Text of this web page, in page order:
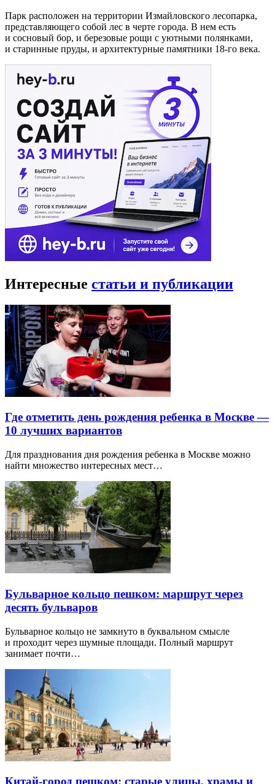
Парк расположен на территории Измайловского лесопарка,
представляющего собой лес в черте города. В нем есть
и сосновый бор, и березовые рощи с уютными полянками,
и старинные пруды, и архитектурные памятники 18-го века.
Интересные статьи и публикации
Где отметить день рождения ребенка в Москве —
10 лучших вариантов
Для празднования дня рождения ребенка в Москве можно
найти множество интересных мест…
Бульварное кольцо пешком: маршрут через
десять бульваров
Бульварное кольцо не замкнуто в буквальном смысле
и проходит через шумные площади. Полный маршрут
занимает почти…